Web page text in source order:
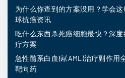
为什么你查到的方案没用？学会
球抗癌资讯
吃什么东西杀死癌细胞最快？深
疗方案
急性髓系白血病(AML)治疗副作用
靶向药